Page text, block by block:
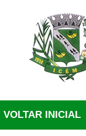
VOLTAR INICIAL